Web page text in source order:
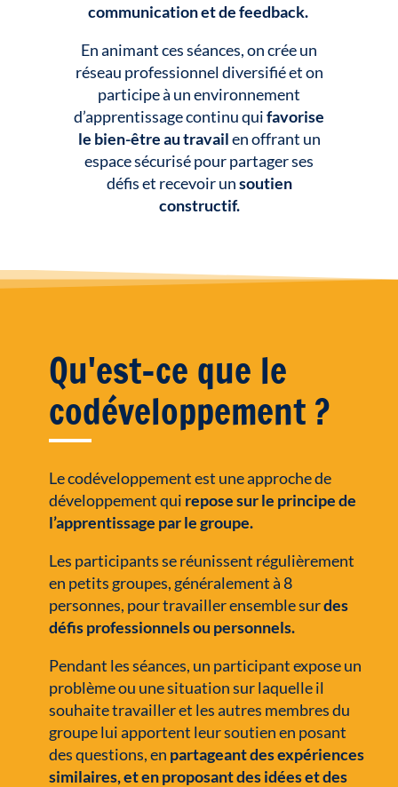
communication et de feedback.
En animant ces séances, on crée un
réseau professionnel diversifié et on
participe à un environnement
d’apprentissage continu quifavorise
le bien-être au travailen offrant un
espace sécurisé pour partager ses
défis et recevoir unsoutien
constructif.
Qu'est-ce que le
codéveloppement ?
Le codéveloppement est une approche de
développement qui repose sur le principe de
l’apprentissage par le groupe.
Les participants se réunissent régulièrement
en petits groupes, généralement à 8
personnes, pour travailler ensemble surdes
défis professionnels ou personnels.
Pendant les séances, un participant expose un
problème ou une situation sur laquelle il
souhaite travailler et les autres membres du
groupe lui apportent leur soutien en posant
des questions, en partageant des expériences
similaires, et en proposant des idées et des